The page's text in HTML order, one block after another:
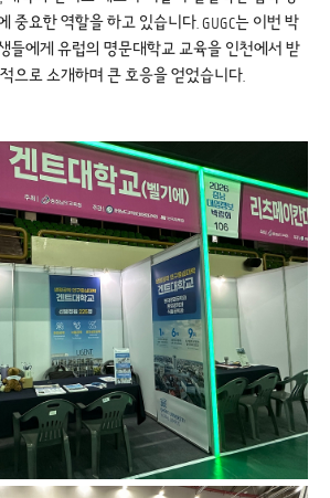
중요한 역할을 하고 있습니다. GUGC는 이번 박
들에게 유럽의 명문대학교 교육을 인천에서 받
으로 소개하며 큰 호응을 얻었습니다.